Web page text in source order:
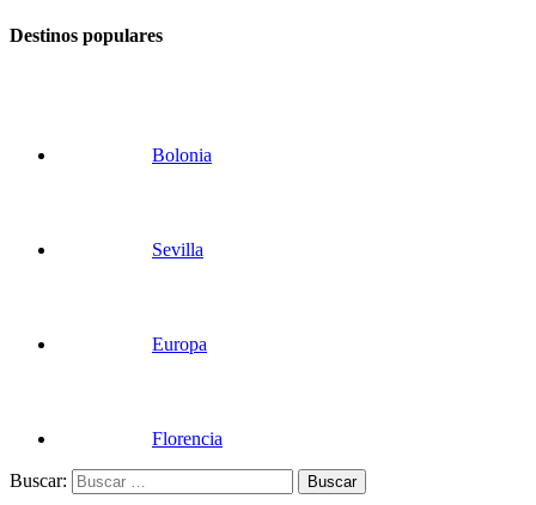
Destinos populares
Bolonia
Sevilla
Europa
Florencia
Buscar: